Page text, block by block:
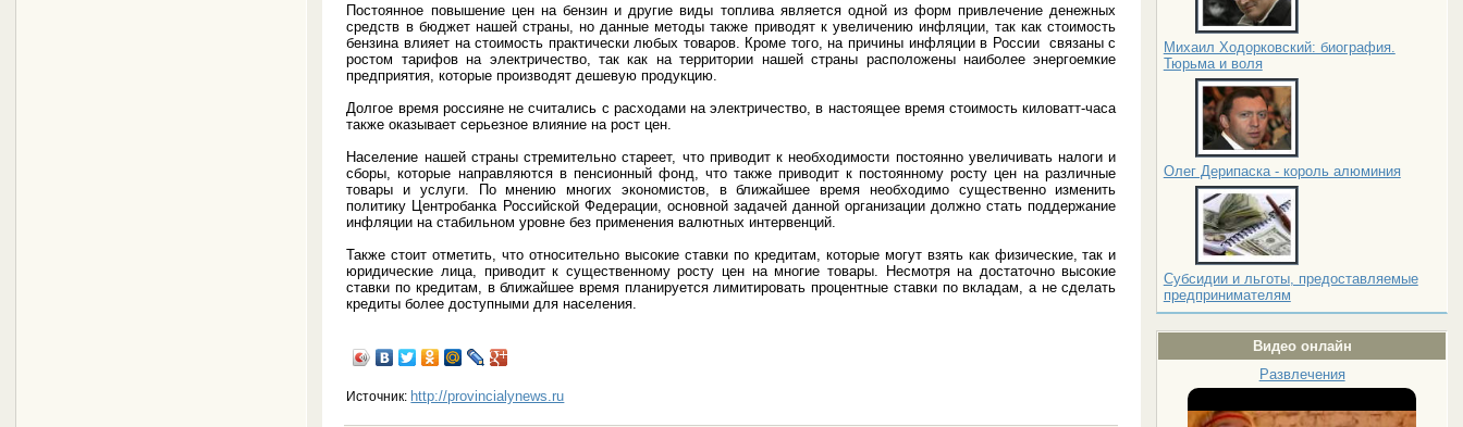
Михаил Ходорковский: биография.
Тюрьма и воля
Олег Дерипаска - король алюминия
Субсидии и льготы, предоставляемые
предпринимателям
Видео онлайн
Развлечения
Постоянное повышение цен на бензин и другие виды топлива является одной из форм привлечение денежных
средств в бюджет нашей страны, но данные методы также приводят к увеличению инфляции, так как стоимость
бензина влияет на стоимость практически любых товаров. Кроме того, на причины инфляции в России связаны с
ростом тарифов на электричество, так как на территории нашей страны расположены наиболее энергоемкие
предприятия, которые производят дешевую продукцию.
Долгое время россияне не считались с расходами на электричество, в настоящее время стоимость киловатт-часа
также оказывает серьезное влияние на рост цен.
Население нашей страны стремительно стареет, что приводит к необходимости постоянно увеличивать налоги и
сборы, которые направляются в пенсионный фонд, что также приводит к постоянному росту цен на различные
товары и услуги. По мнению многих экономистов, в ближайшее время необходимо существенно изменить
политику Центробанка Российской Федерации, основной задачей данной организации должно стать поддержание
инфляции на стабильном уровне без применения валютных интервенций.
Также стоит отметить, что относительно высокие ставки по кредитам, которые могут взять как физические, так и
юридические лица, приводит к существенному росту цен на многие товары. Несмотря на достаточно высокие
ставки по кредитам, в ближайшее время планируется лимитировать процентные ставки по вкладам, а не сделать
кредиты более доступными для населения.
Источник: http://provincialynews.ru